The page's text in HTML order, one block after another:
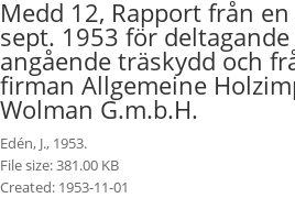
Medd 12, Rapport från
sept. 1953 för
angående träskydd och
firman Allgemeine
Wolman G.m.b.H.
Edén, J., 1953.
File size: 381.00 KB
Created: 1953-11-01